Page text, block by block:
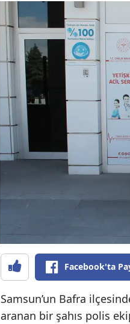
Facebook'ta
Samsun’un Bafra
aranan bir şahıs polis